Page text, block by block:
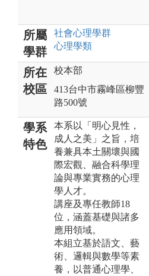
所屬
學群
社會心理學群
心理學類
所在
校區
校本部
413台中市霧峰區柳豐
路500號
學系
特色
本系以「明心見性，
成人之美」之旨，培
養兼具本土關壞與國
際宏觀、融合科學理
論與專業實務的心理
學人才。
講座及專任教師18
位，涵蓋基礎與諸多
應用領域。
本組立基於語文、藝
術、邏輯與數學等素
養，以普通心理學、